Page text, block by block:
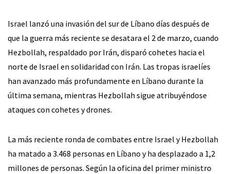
Israel lanzó una invasión del sur de Líbano días después de
que la guerra más reciente se desatara el 2 de marzo, cuando
Hezbollah, respaldado por Irán, disparó cohetes hacia el
norte de Israel en solidaridad con Irán. Las tropas israelíes
han avanzado más profundamente en Líbano durante la
última semana, mientras Hezbollah sigue atribuyéndose
ataques con cohetes y drones.
La más reciente ronda de combates entre Israel y Hezbollah
ha matado a 3.468 personas en Líbano y ha desplazado a 1,2
millones de personas. Según la oficina del primer ministro